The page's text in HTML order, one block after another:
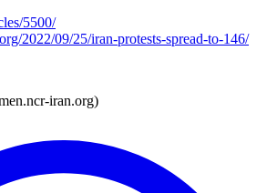
5500/
2022/09/25/iran-protests-spread-to-146/
iran.org)